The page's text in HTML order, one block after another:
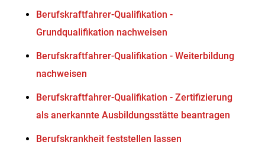
Berufskraftfahrer-Qualifikation -
Grundqualifikation nachweisen
Berufskraftfahrer-Qualifikation - Weiterbildung
nachweisen
Berufskraftfahrer-Qualifikation - Zertifizierung
als anerkannte Ausbildungsstätte beantragen
Berufskrankheit feststellen lassen